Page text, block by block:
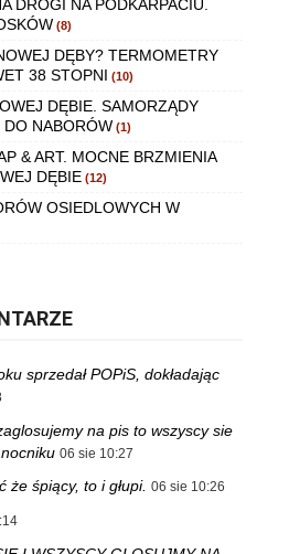
DROGI NA PODKARPACIU.
(8)
DĘBY? TERMOMETRY
38 STOPNI (10)
DĘBIE. SAMORZĄDY
NABORÓW (1)
& ART. MOCNE BRZMIENIA
DĘBIE (12)
OSIEDLOWYCH W
sprzedał POPiS, dokładając
na pis to wszyscy sie
06 sie 10:27
że śpiący, to i głupi. 06 sie 10:26